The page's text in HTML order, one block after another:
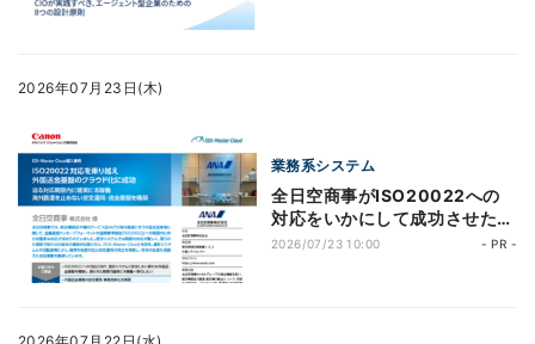
2026年07月23日(木)
業務系システム
全日空商事がISO20022への
対応をいかにして成功させたの
か。外国送金基盤をクラウド化
2026/07/23 10:00 - PR -